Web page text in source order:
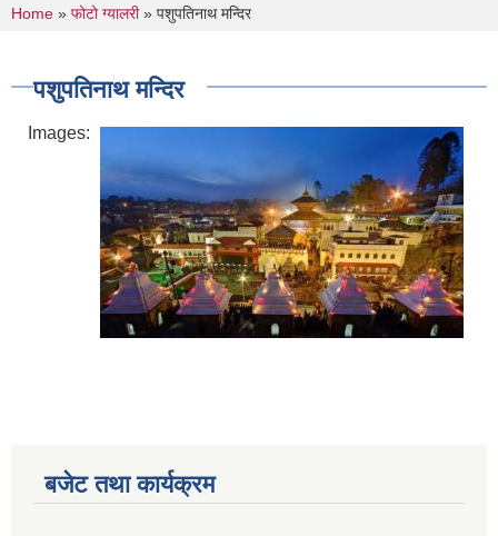
You are here
Home » फोटो ग्यालरी» पशुपतिनाथ मन्दिर
पशुपतिनाथ मन्दिर
Images:
बजेट तथा कार्यक्रम